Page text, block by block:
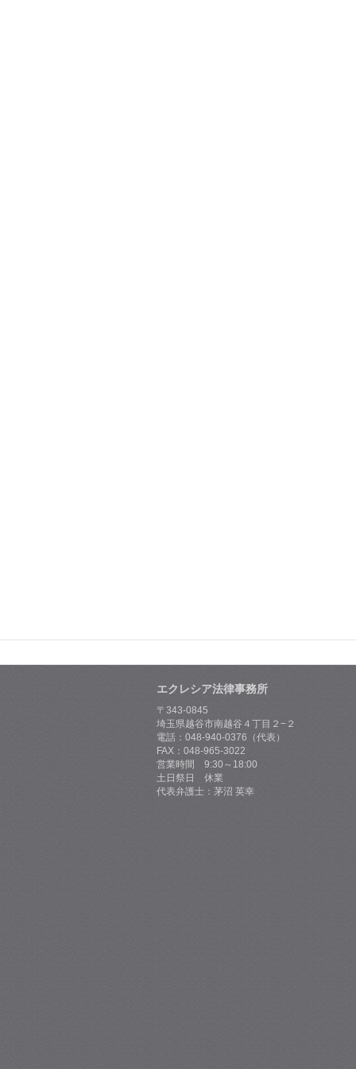
エクレシア法律事務所
〒343-0845
埼玉県越谷市南越谷４丁目２−２
電話：048-940-0376（代表）
FAX：048-965-3022
営業時間 9:30～18:00
土日祭日 休業
代表弁護士：茅沼 英幸